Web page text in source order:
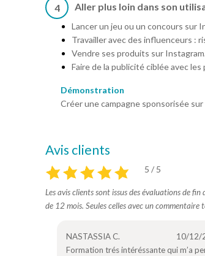
4 Aller plus loin dans son
Lancer un jeu ou un concours sur
Travailler avec des influenceurs :
Vendre ses produits sur
Faire de la publicité ciblée avec
Démonstration
Créer une campagne sponsorisée
Avis clients
5 / 5
Les avis clients sont issus des évaluations de
de 12 mois. Seules celles avec un commentaire
NASTASSIA C. 10/12/
Formation trés intéréssante qui m’a